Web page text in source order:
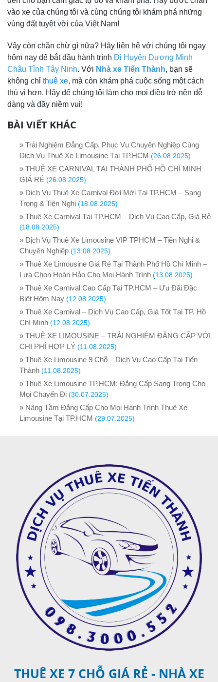
vào xe của chúng tôi và cùng chúng tôi khám phá những
vùng đất tuyệt vời của Việt Nam!
Vậy còn chần chừ gì nữa? Hãy liên hệ với chúng tôi ngay
hôm nay để bắt đầu hành trình Đi Huyện Dương Minh
Châu Tỉnh Tây Ninh. Với Nhà xe Tiến Thành, bạn sẽ
không chỉ thuê xe, mà còn khám phá cuộc sống một cách
thú vị hơn. Hãy để chúng tôi làm cho mọi điều trở nên dễ
dàng và đầy niềm vui!
BÀI VIẾT KHÁC
» Trải Nghiệm Đẳng Cấp, Phục Vụ Chuyên Nghiệp Cùng
Dịch Vụ Thuê Xe Limousine Tại TP.HCM (26.08.2025)
» THUÊ XE CARNIVAL TẠI THÀNH PHỐ HỒ CHÍ MINH
GIÁ RẺ (26.08.2025)
» Dịch Vụ Thuê Xe Carnival Đời Mới Tại TP.HCM – Sang
Trọng & Tiện Nghi (18.08.2025)
» Thuê Xe Carnival Tại TP.HCM – Dịch Vụ Cao Cấp, Giá Rẻ
(18.08.2025)
» Dịch Vụ Thuê Xe Limousine VIP TPHCM – Tiện Nghi &
Chuyên Nghiệp (13.08.2025)
» Thuê Xe Limousine Giá Rẻ Tại Thành Phố Hồ Chí Minh –
Lựa Chọn Hoàn Hảo Cho Mọi Hành Trình (13.08.2025)
» Thuê Xe Carnival Cao Cấp Tại TP.HCM – Ưu Đãi Đặc
Biệt Hôm Nay (12.08.2025)
» Thuê Xe Carnival – Dịch Vụ Cao Cấp, Giá Tốt Tại TP. Hồ
Chí Minh (12.08.2025)
» THUÊ XE LIMOUSINE – TRẢI NGHIỆM ĐẲNG CẤP VỚI
CHI PHÍ HỢP LÝ (11.08.2025)
» Thuê Xe Limousine 9 Chỗ – Dịch Vụ Cao Cấp Tại Tiến
Thành (11.08.2025)
» Thuê Xe Limousine TP.HCM: Đẳng Cấp Sang Trọng Cho
Mọi Chuyến Đi (30.07.2025)
» Nâng Tầm Đẳng Cấp Cho Mọi Hành Trình Thuê Xe
Limousine Tại TP.HCM (29.07.2025)
THUÊ XE 7 CHỖ GIÁ RẺ - NHÀ XE